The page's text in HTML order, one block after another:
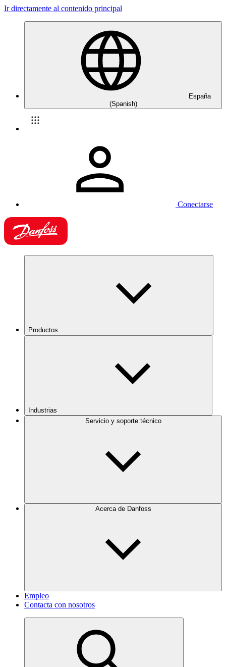
Ir directamente al contenido principal
España
(Spanish)
Conectarse
Productos
Industrias
Servicio y soporte técnico
Acerca de Danfoss
Empleo
Contacta con nosotros